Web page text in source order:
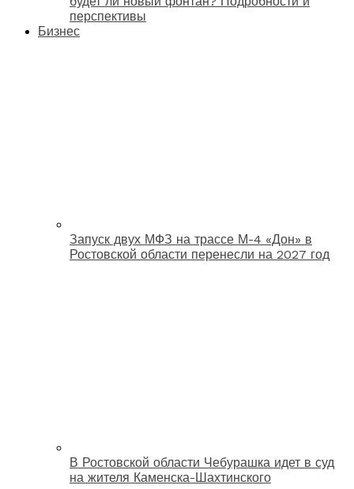
перспективы
Бизнес
Запуск двух МФЗ на трассе М-4 «Дон» в
Ростовской области перенесли на 2027 год
В Ростовской области Чебурашка идет в суд
на жителя Каменска-Шахтинского